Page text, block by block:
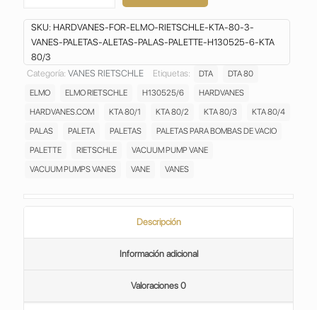
80/3
VANES
PALETAS
ASPAS
ALETAS
PALAS
PALETTE
VACIO
SKU: HARDVANES-FOR-ELMO-RIETSCHLE-KTA-80-3-
VANES-PALETAS-ALETAS-PALAS-PALETTE-H130525-6-KTA
80/3
Categoría: VANES RIETSCHLE Etiquetas: DTA
DTA 80
ELMO
ELMO RIETSCHLE H130525/6
HARDVANES
HARDVANES.COM
KTA 80/1 KTA 80/2 KTA 80/3
KTA 80/4
PALAS
PALETA PALETAS
PALETAS PARA BOMBAS DE VACIO
PALETTE
RIETSCHLE
VACUUM PUMP VANE
VACUUM PUMPS VANES
VANE VANES
Descripción
Información adicional
Valoraciones 0